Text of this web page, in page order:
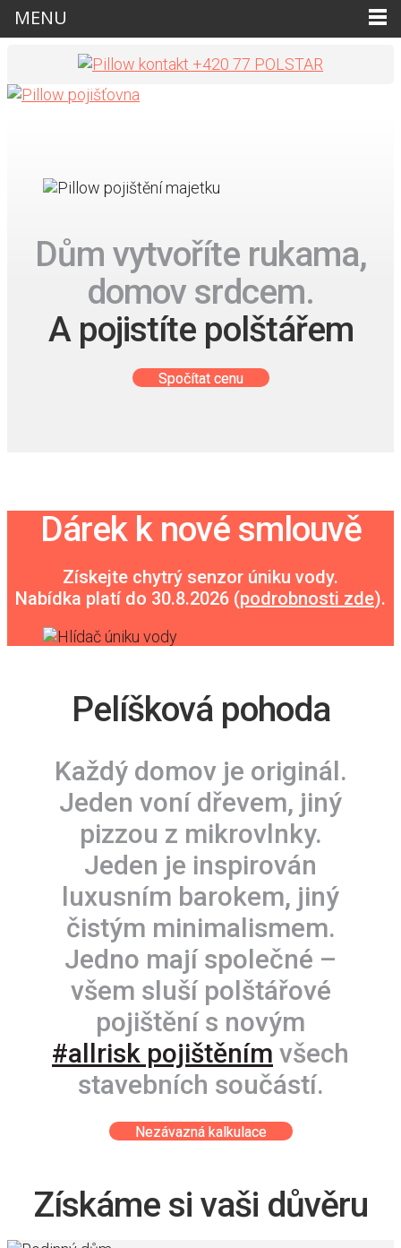
+420 77 POLSTAR
Dům vytvoříte rukama,
domov srdcem.
A pojistíte polštářem
Spočítat cenu
Dárek k nové smlouvě
Získejte chytrý senzor úniku vody.
Nabídka platí do 30.8.2026 (podrobnosti zde).
Pelíšková pohoda
Každý domov je originál.
Jeden voní dřevem, jiný
pizzou z mikrovlnky.
Jeden je inspirován
luxusním barokem, jiný
čistým minimalismem.
Jedno mají společné –
všem sluší polštářové
pojištění s novým
#allrisk pojištěním všech
stavebních součástí.
Nezávazná kalkulace
Získáme si vaši důvěru
MENU